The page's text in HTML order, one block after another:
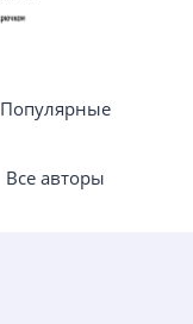
Популярные
Все авторы